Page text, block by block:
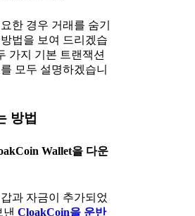
한 경우 거래를 숨기
법을 보여 드리겠습
가지 기본 트랜잭션
모두 설명하겠습니
방법
Wallet을 다운
과 자금이 추가되었
CloakCoin을 운반